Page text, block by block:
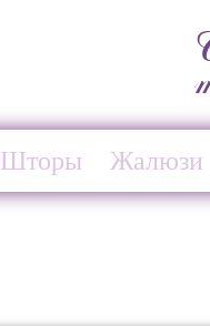
Шторы Жалюзи